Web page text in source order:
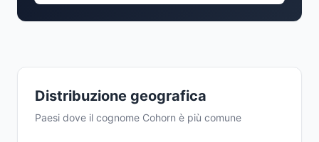
Distribuzione geografica
Paesi dove il cognome Cohorn è più comune